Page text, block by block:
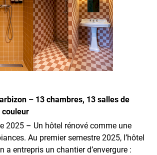
– 13 chambres, 13 salles de
couleur
2025 – Un hôtel rénové comme une
Au premier semestre 2025, l’hôtel
a entrepris un chantier d’envergure :